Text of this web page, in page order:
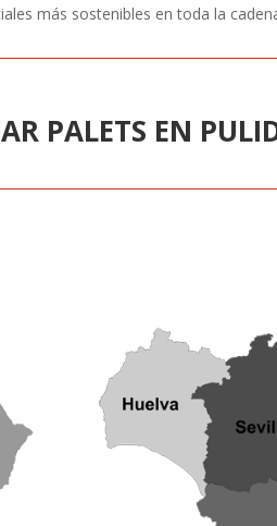
más sostenibles en toda la
PALETS EN